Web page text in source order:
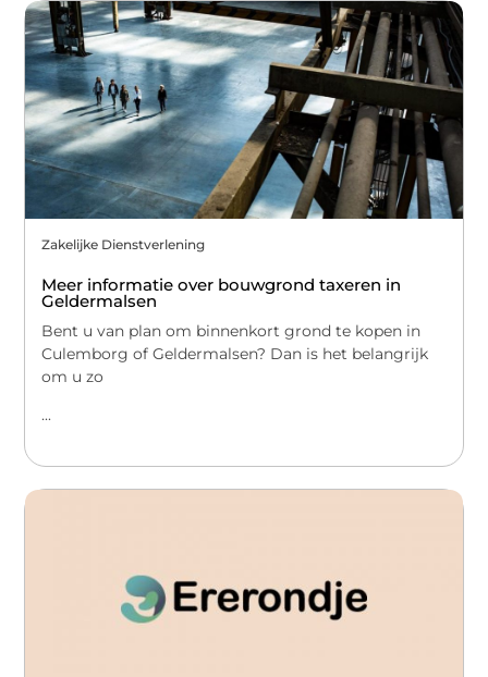
Zakelijke Dienstverlening
Meer informatie over bouwgrond taxeren in
Geldermalsen
Bent u van plan om binnenkort grond te kopen in
Culemborg of Geldermalsen? Dan is het belangrijk
om u zo
...